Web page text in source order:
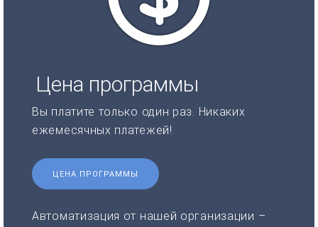
Цена программы
Вы платите только один раз. Никаких
ежемесячных платежей!
ЦЕНА ПРОГРАММЫ
Автоматизация от нашей организации –